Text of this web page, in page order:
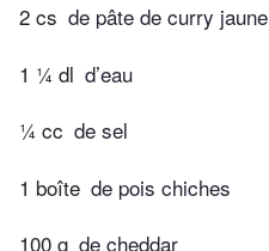
2 cs de pâte de curry jaune
1 ¼ dl d’eau
¼ cc de sel
1 boîte de pois chiches
100 g de cheddar